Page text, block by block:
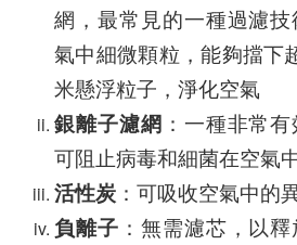
網，最常見的一種過濾
氣中細微顆粒，能夠擋下
米懸浮粒子，淨化空氣
銀離子濾網 ：一種非常
可阻止病毒和細菌在空氣
活性炭 ：可吸收空氣中的
負離子 ：無需濾芯，以